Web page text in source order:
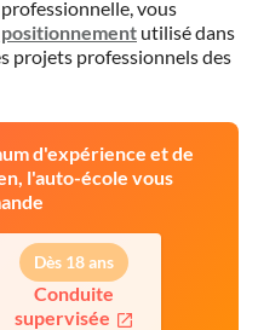
vous
utilisé dans
projets professionnels des
d'expérience et de
l'auto-école vous
Dès 18 ans
Conduite
supervisée